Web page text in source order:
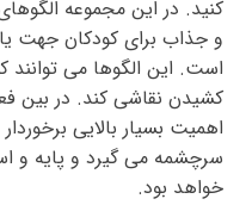
کنید. در این مجموعه
و جذاب برای کودکان جهت
است. این الگوها می توانند
کشیدن نقاشی کند. در بین
اهمیت بسیار بالایی
سرچشمه می گیرد و پایه و
خواهد بود.